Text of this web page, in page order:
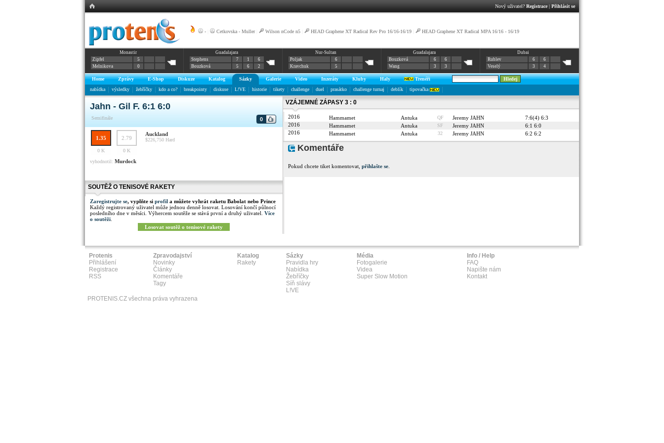
Nový uživatel? Registrace| Přihlásit se
- Cetkovska - Muller| Wilson nCode n5 HEAD Graphene XT Radical Rev Pro 16/16-16/19 HEAD Graphene XT Radical MPA 16/16 - 16/19
Monastir
Zipfel
5
Melnikova
0
Guadalajara
Stephens
7 1
6
Bouzková
5 6 2
Nur-Sultan
Poljak
6
Kravchuk
5
Guadalajara
Bouzková
6
6
Wang
3 3
Dubai
Rublev
6
6
Veselý
3 4
Home Zprávy E-Shop Diskuze Katalog Sázky Galerie Video Inzeráty Kluby Haly
Trenéři
nabídka
výsledky žebříčky kdo a co? breakpointy diskuse L!VE historie tikety challenge duel prasátko challenge turnaj deblík tipovačka
Jahn - Gil F. 6:1 6:0
Semifinále 0
1.35 2.79
Auckland
$226,750 Hard
0 K
0 K
vyhodnotil: Murdock
SOUTĚŽ O TENISOVÉ RAKETY
Zaregistrujte se, vyplňte si profil a můžete vyhrát raketu Babolat nebo Prince
Každý registrovaný uživatel může jednou denně losovat. Losování končí půlnocí
posledního dne v měsíci. Výhercem soutěže se stává první a druhý uživatel. Více
o soutěži
Losovat soutěž o tenisové rakety
VZÁJEMNÉ ZÁPASY 3 : 0
2016 Hammamet Antuka QF Jeremy JAHN
7:6(4) 6:3
2016
Hammamet Antuka SF Jeremy JAHN
6:1 6:0
2016
Hammamet Antuka 32 Jeremy JAHN 6:2 6:2
Komentáře
Pokud chcete tiket komentovat, přihlašte se
Protenis
Přihlášení
Registrace
RSS
Zpravodajství
Novinky
Články
Komentáře
Tagy
Katalog
Rakety
Sázky
Pravidla hry
Nabídka
Žebříčky
Síň slávy
L!VE
Média
Fotogalerie
Videa
Super Slow Motion
Info / Help
FAQ
Napište nám
Kontakt
PROTENIS.CZ všechna práva vyhrazena